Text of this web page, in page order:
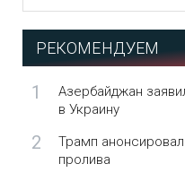
РЕКОМЕНДУЕМ
1
Азербайджан
в Украину
2
Трамп
пролива